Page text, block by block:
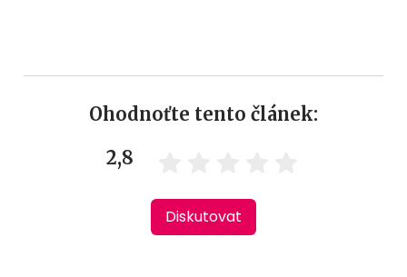
Ohodnoťte tento článek:
2,8
Diskutovat